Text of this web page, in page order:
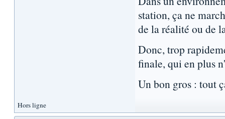
station, ça ne
de la réalité ou de
Donc, trop
finale, qui en plus
Un bon gros : tout
Hors ligne